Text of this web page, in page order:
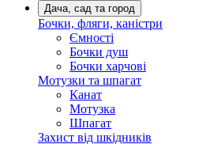
Дача, сад та город
Бочки, фляги, каністри
Ємності
Бочки душ
Бочки харчові
Мотузки та шпагат
Канат
Мотузка
Шпагат
Захист від шкідників